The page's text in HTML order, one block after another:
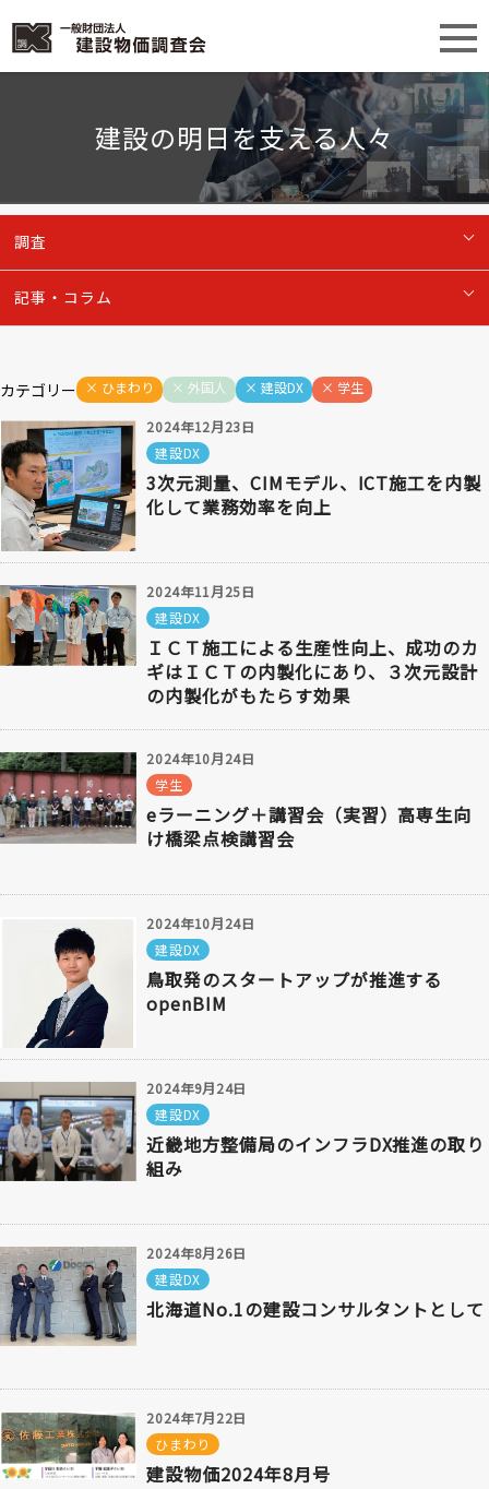
建設の明日を支える人々
調査
記事・コラム
カテゴリー ひまわり 外国人 建設DX 学生
2024年12月23日
建設DX
3次元測量、CIMモデル、ICT施工を内製
化して業務効率を向上
2024年11月25日
建設DX
ＩＣＴ施工による生産性向上、成功のカ
ギはＩＣＴの内製化にあり、３次元設計
の内製化がもたらす効果
2024年10月24日
学生
eラーニング＋講習会（実習）高専生向
け橋梁点検講習会
2024年10月24日
建設DX
鳥取発のスタートアップが推進する
openBIM
2024年9月24日
建設DX
近畿地方整備局のインフラDX推進の取り
組み
2024年8月26日
建設DX
北海道No.1の建設コンサルタントとして
2024年7月22日
ひまわり
建設物価2024年8月号